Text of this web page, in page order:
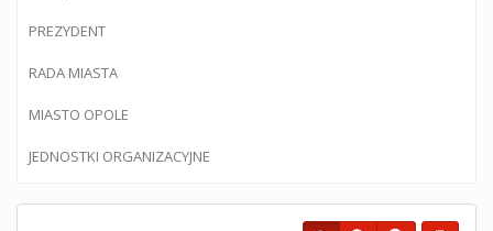
PREZYDENT
RADA MIASTA
MIASTO OPOLE
JEDNOSTKI ORGANIZACYJNE